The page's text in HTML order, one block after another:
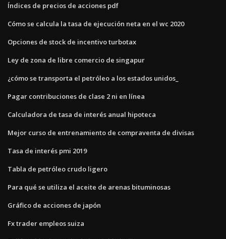
Índices de precios de acciones pdf
Cómo se calcula la tasa de ejecución neta en el wc 2020
Opciones de stock de incentivo turbotax
Ley de zona de libre comercio de singapur
¿cómo se transporta el petróleo a los estados unidos_
Pagar contribuciones de clase 2 ni en línea
Calculadora de tasa de interés anual hipoteca
Mejor curso de entrenamiento de compraventa de divisas
Tasa de interés pmi 2019
Tabla de petróleo crudo ligero
Para qué se utiliza el aceite de arenas bituminosas
Gráfico de acciones de japón
Fx trader empleos suiza